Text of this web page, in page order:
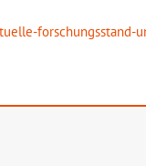
forschungsstand-